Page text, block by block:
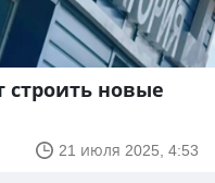
новые
21 июля 2025, 4:53